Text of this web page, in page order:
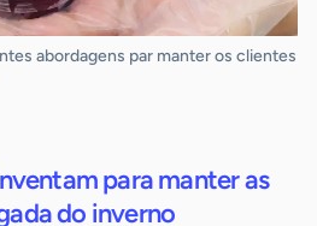
abordagens par manter os clientes
para manter as
do inverno